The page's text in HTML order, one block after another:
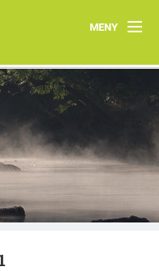
MENY
till naturrika Partille!
Vårt arbete
Programbladet Nattskärran
Styrelse